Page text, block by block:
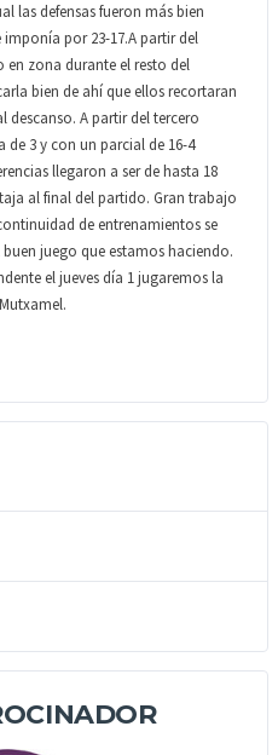
las defensas fueron más bien
por 23-17.A partir del
en zona durante el resto del
bien de ahí que ellos recortaran
descanso. A partir del tercero
de 3 y con un parcial de 16-4
llegaron a ser de hasta 18
al final del partido. Gran trabajo
de entrenamientos se
juego que estamos haciendo.
el jueves día 1 jugaremos la